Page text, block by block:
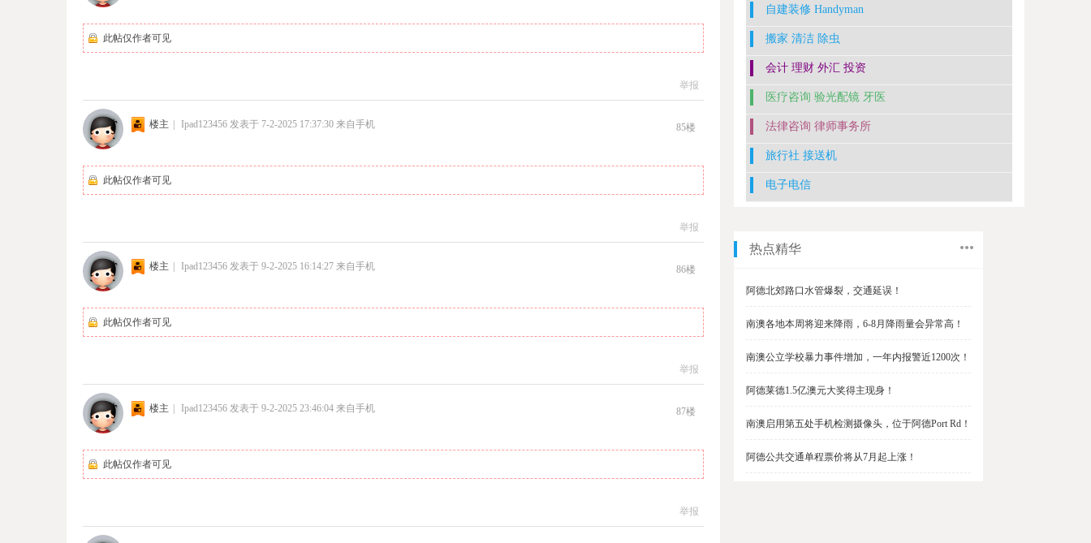
此帖仅作者可见
举报
85楼
楼主 | Ipad123456 发表于 7-2-2025 17:37:30 来自手机
此帖仅作者可见
举报
86楼
楼主 | Ipad123456 发表于 9-2-2025 16:14:27 来自手机
此帖仅作者可见
举报
87楼
楼主 | Ipad123456 发表于 9-2-2025 23:46:04 来自手机
此帖仅作者可见
举报
自建装修 Handyman
搬家 清洁 除虫
会计 理财 外汇 投资
医疗咨询 验光配镜 牙医
法律咨询 律师事务所
旅行社 接送机
电子电信
热点精华
阿德北郊路口水管爆裂，交通延误！
南澳各地本周将迎来降雨，6-8月降雨量会异常高！
南澳公立学校暴力事件增加，一年内报警近1200次！
阿德莱德1.5亿澳元大奖得主现身！
南澳启用第五处手机检测摄像头，位于阿德Port Rd！
阿德公共交通单程票价将从7月起上涨！